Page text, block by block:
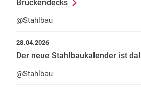
Brückendecks
@Stahlbau
28.04.2026
Der neue Stahlbaukalender ist da!
@Stahlbau